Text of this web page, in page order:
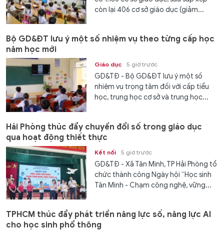
còn lại 406 cơ sở giáo dục (giảm...
Bộ GD&ĐT lưu ý một số nhiệm vụ theo từng cấp học
năm học mới
Giáo dục 5 giờ trước
GD&TĐ - Bộ GD&ĐT lưu ý một số
nhiệm vụ trọng tâm đối với cấp tiểu
học, trung học cơ sở và trung học...
Hải Phòng thúc đẩy chuyển đổi số trong giáo dục
qua hoạt động thiết thực
Kết nối 5 giờ trước
GD&TĐ - Xã Tân Minh, TP Hải Phòng tổ
chức thành công Ngày hội “Học sinh
Tân Minh - Chạm công nghệ, vững...
TPHCM thúc đẩy phát triển năng lực số, năng lực AI
cho học sinh phổ thông